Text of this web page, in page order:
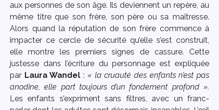
aux personnes de son âge. Ils deviennent un repère, au
même titre que son frère, son père ou sa maîtresse.
Alors quand la réputation de son frère commence à
impacter ce cercle de sécurité qu’elle s’est construit,
elle montre les premiers signes de cassure. Cette
justesse dans l’écriture du personnage est expliquée
par Laura Wandel : « la cruauté des enfants n’est pas
anodine, elle part toujours d’un fondement profond ».
Les enfants s’expriment sans filtres, avec un franc-